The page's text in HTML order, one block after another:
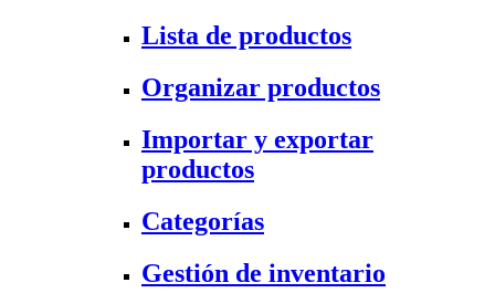
Lista de productos
Organizar productos
Importar y exportar
productos
Categorías
Gestión de inventario